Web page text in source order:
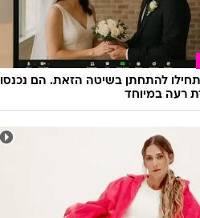
להתחתן בשיטה הזאת. הם נכנסו
רעה במיוחד